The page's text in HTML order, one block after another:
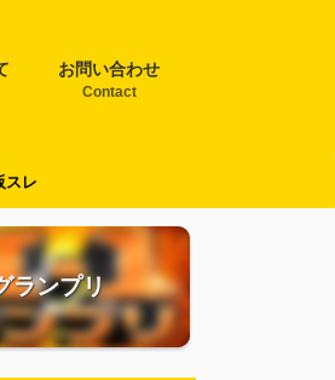
お問い合わせ
Contact
スレ
ランプリ